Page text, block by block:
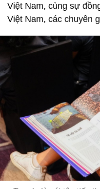
Việt Nam, cùng sự
Việt Nam, các chuyên